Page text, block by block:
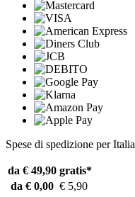
Spese di spedizione per Italia
da € 49,90 gratis*
da € 0,00 € 5,90